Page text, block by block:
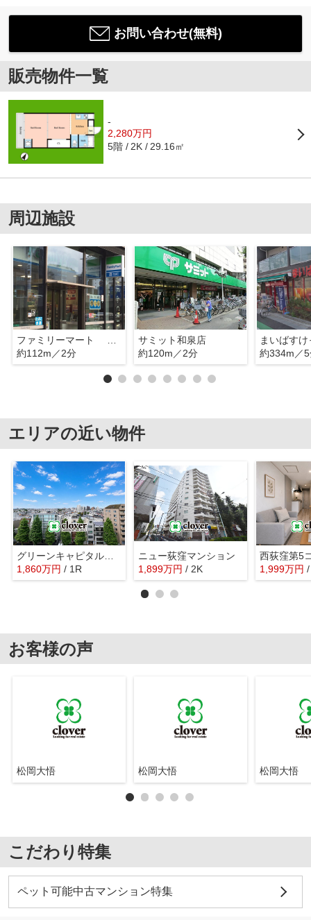
お問い合わせ(無料)
販売物件一覧
-
2,280万円
5階 2K 29.16㎡
周辺施設
ファミリーマート 杉並和泉店
約112m／2分
サミット和泉店
約120m／2分
約334m／
エリアの近い物件
グリーンキャピタル南阿佐ヶ谷
1,860万円 / 1R
ニュー荻窪マンション
1,899万円 / 2K
西荻窪第5
1,999万円
お客様の声
松岡大悟 松岡大悟 松岡大悟
こだわり特集
ペット可能中古マンション特集